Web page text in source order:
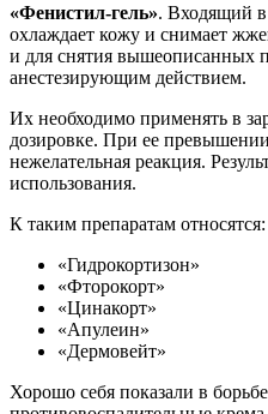
«Фенистил-гель». Входящий в
охлаждает кожу и снимает
и для снятия вышеописанных
анестезирующим действием.
Их необходимо применять в
дозировке. При ее
нежелательная реакция.
использования.
К таким препаратам относятся:
«Гидрокортизон»
«Фторокорт»
«Цинакорт»
«Апулеин»
«Дермовейт»
Хорошо себя показали в